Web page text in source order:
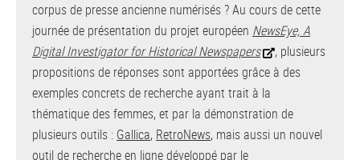
corpus de presse ancienne numérisés ? Au cours de cette
journée de présentation du projet européen NewsEye, A
Digital Investigator for Historical Newspapers
, plusieurs
propositions de réponses sont apportées grâce à des
exemples concrets de recherche ayant trait à la
thématique des femmes, et par la démonstration de
plusieurs outils : Gallica, RetroNews, mais aussi un nouvel
outil de recherche en ligne développé par le